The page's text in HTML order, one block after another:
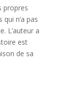
propres
n’a pas
L’auteur a
est
de sa